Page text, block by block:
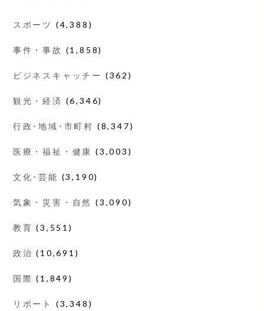
スポーツ (4,388)
事件・事故 (1,858)
ビジネスキャッチー (362)
観光・経済 (6,346)
行政･地域･市町村 (8,347)
医療・福祉・健康 (3,003)
文化･芸能 (3,190)
気象・災害・自然 (3,090)
教育 (3,551)
政治 (10,691)
国際 (1,849)
リポート (3,348)